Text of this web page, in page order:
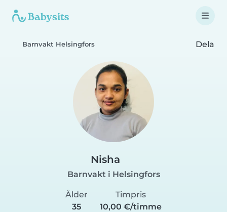
Barnvakt Helsingfors Dela
Nisha
Barnvakt i Helsingfors
Ålder
35
Timpris
10,00 €/timme